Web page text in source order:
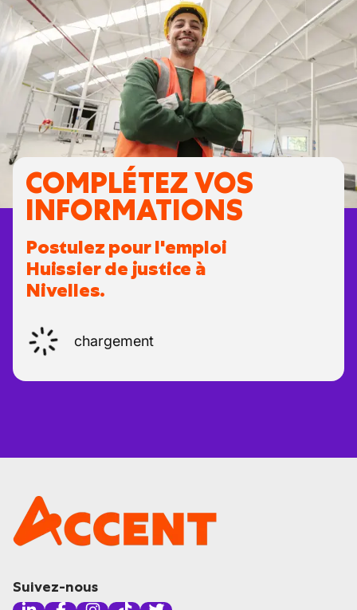
COMPLÉTEZ VOS
INFORMATIONS
Postulez pour l'emploi
Huissier de justice à
Nivelles.
chargement
Suivez-nous